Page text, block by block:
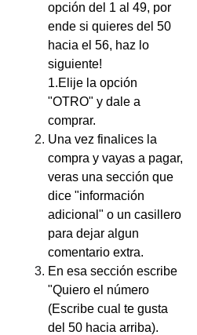
opción del 1 al 49, por
ende si quieres del 50
hacia el 56, haz lo
siguiente!
1.Elije la opción
"OTRO" y dale a
comprar.
Una vez finalices la
compra y vayas a pagar,
veras una sección que
dice "información
adicional" o un casillero
para dejar algun
comentario extra.
En esa sección escribe
"Quiero el número
(Escribe cual te gusta
del 50 hacia arriba).